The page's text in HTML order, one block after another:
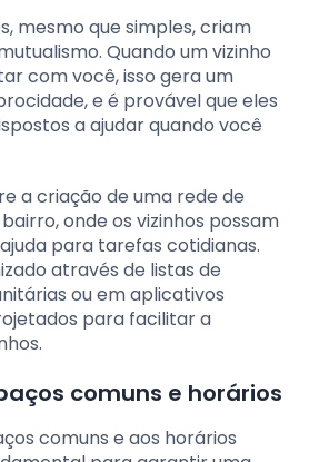
mesmo que simples, criam
Quando um vizinho
com você, isso gera um
e é provável que eles
a ajudar quando você
a criação de uma rede de
onde os vizinhos possam
para tarefas cotidianas.
através de listas de
ou em aplicativos
para facilitar a
comuns e horários
comuns e aos horários